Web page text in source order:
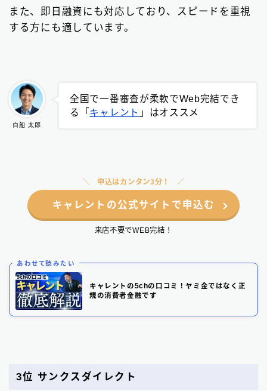
また、即日融資にも対応しており、スピードを重視
する方にも適しています。
白船 太郎
全国で一番審査が柔軟でWeb完結でき
る「 キャレント 」はオススメ
申込はカンタン3分！
キャレントの公式サイトで申込む
来店不要でWEB完結！
あわせて読みたい
キャレントの5chの口コミ！ヤミ金ではなく正
規の消費者金融です
3位 サンクスダイレクト